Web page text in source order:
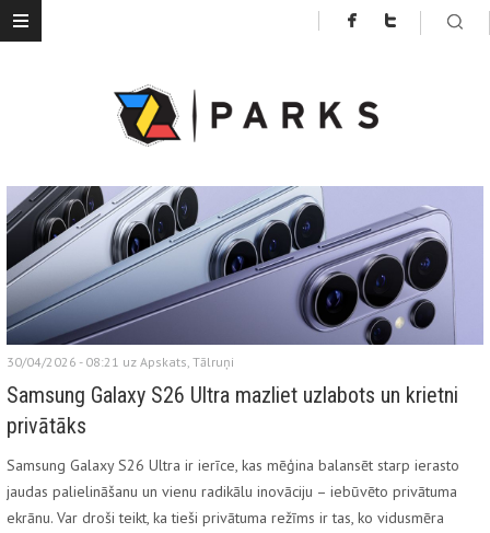
30/04/2026 - 08:21 uz Apskats, Tālruņi
Samsung Galaxy S26 Ultra mazliet uzlabots un krietni
privātāks
Samsung Galaxy S26 Ultra ir ierīce, kas mēģina balansēt starp ierasto
jaudas palielināšanu un vienu radikālu inovāciju – iebūvēto privātuma
ekrānu. Var droši teikt, ka tieši privātuma režīms ir tas, ko vidusmēra